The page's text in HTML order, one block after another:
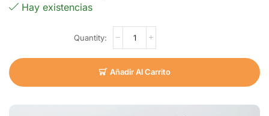
Hay existencias
Añadir Al Carrito